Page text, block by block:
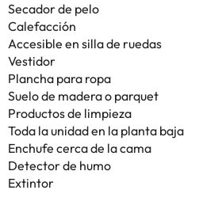
Secador de pelo
Calefacción
Accesible en silla de ruedas
Vestidor
Plancha para ropa
Suelo de madera o parquet
Productos de limpieza
Toda la unidad en la planta baja
Enchufe cerca de la cama
Detector de humo
Extintor